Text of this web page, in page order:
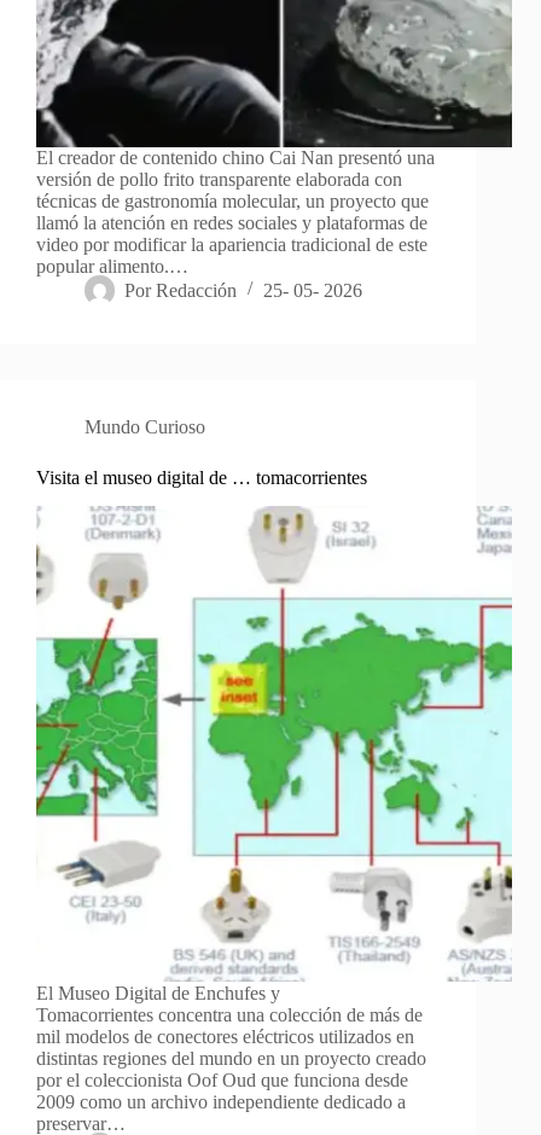
El creador de contenido chino Cai Nan presentó una
versión de pollo frito transparente elaborada con
técnicas de gastronomía molecular, un proyecto que
llamó la atención en redes sociales y plataformas de
video por modificar la apariencia tradicional de este
popular alimento.…
Por Redacción 25- 05- 2026
Mundo Curioso
Visita el museo digital de … tomacorrientes
El Museo Digital de Enchufes y
Tomacorrientes concentra una colección de más de
mil modelos de conectores eléctricos utilizados en
distintas regiones del mundo en un proyecto creado
por el coleccionista Oof Oud que funciona desde
2009 como un archivo independiente dedicado a
preservar…